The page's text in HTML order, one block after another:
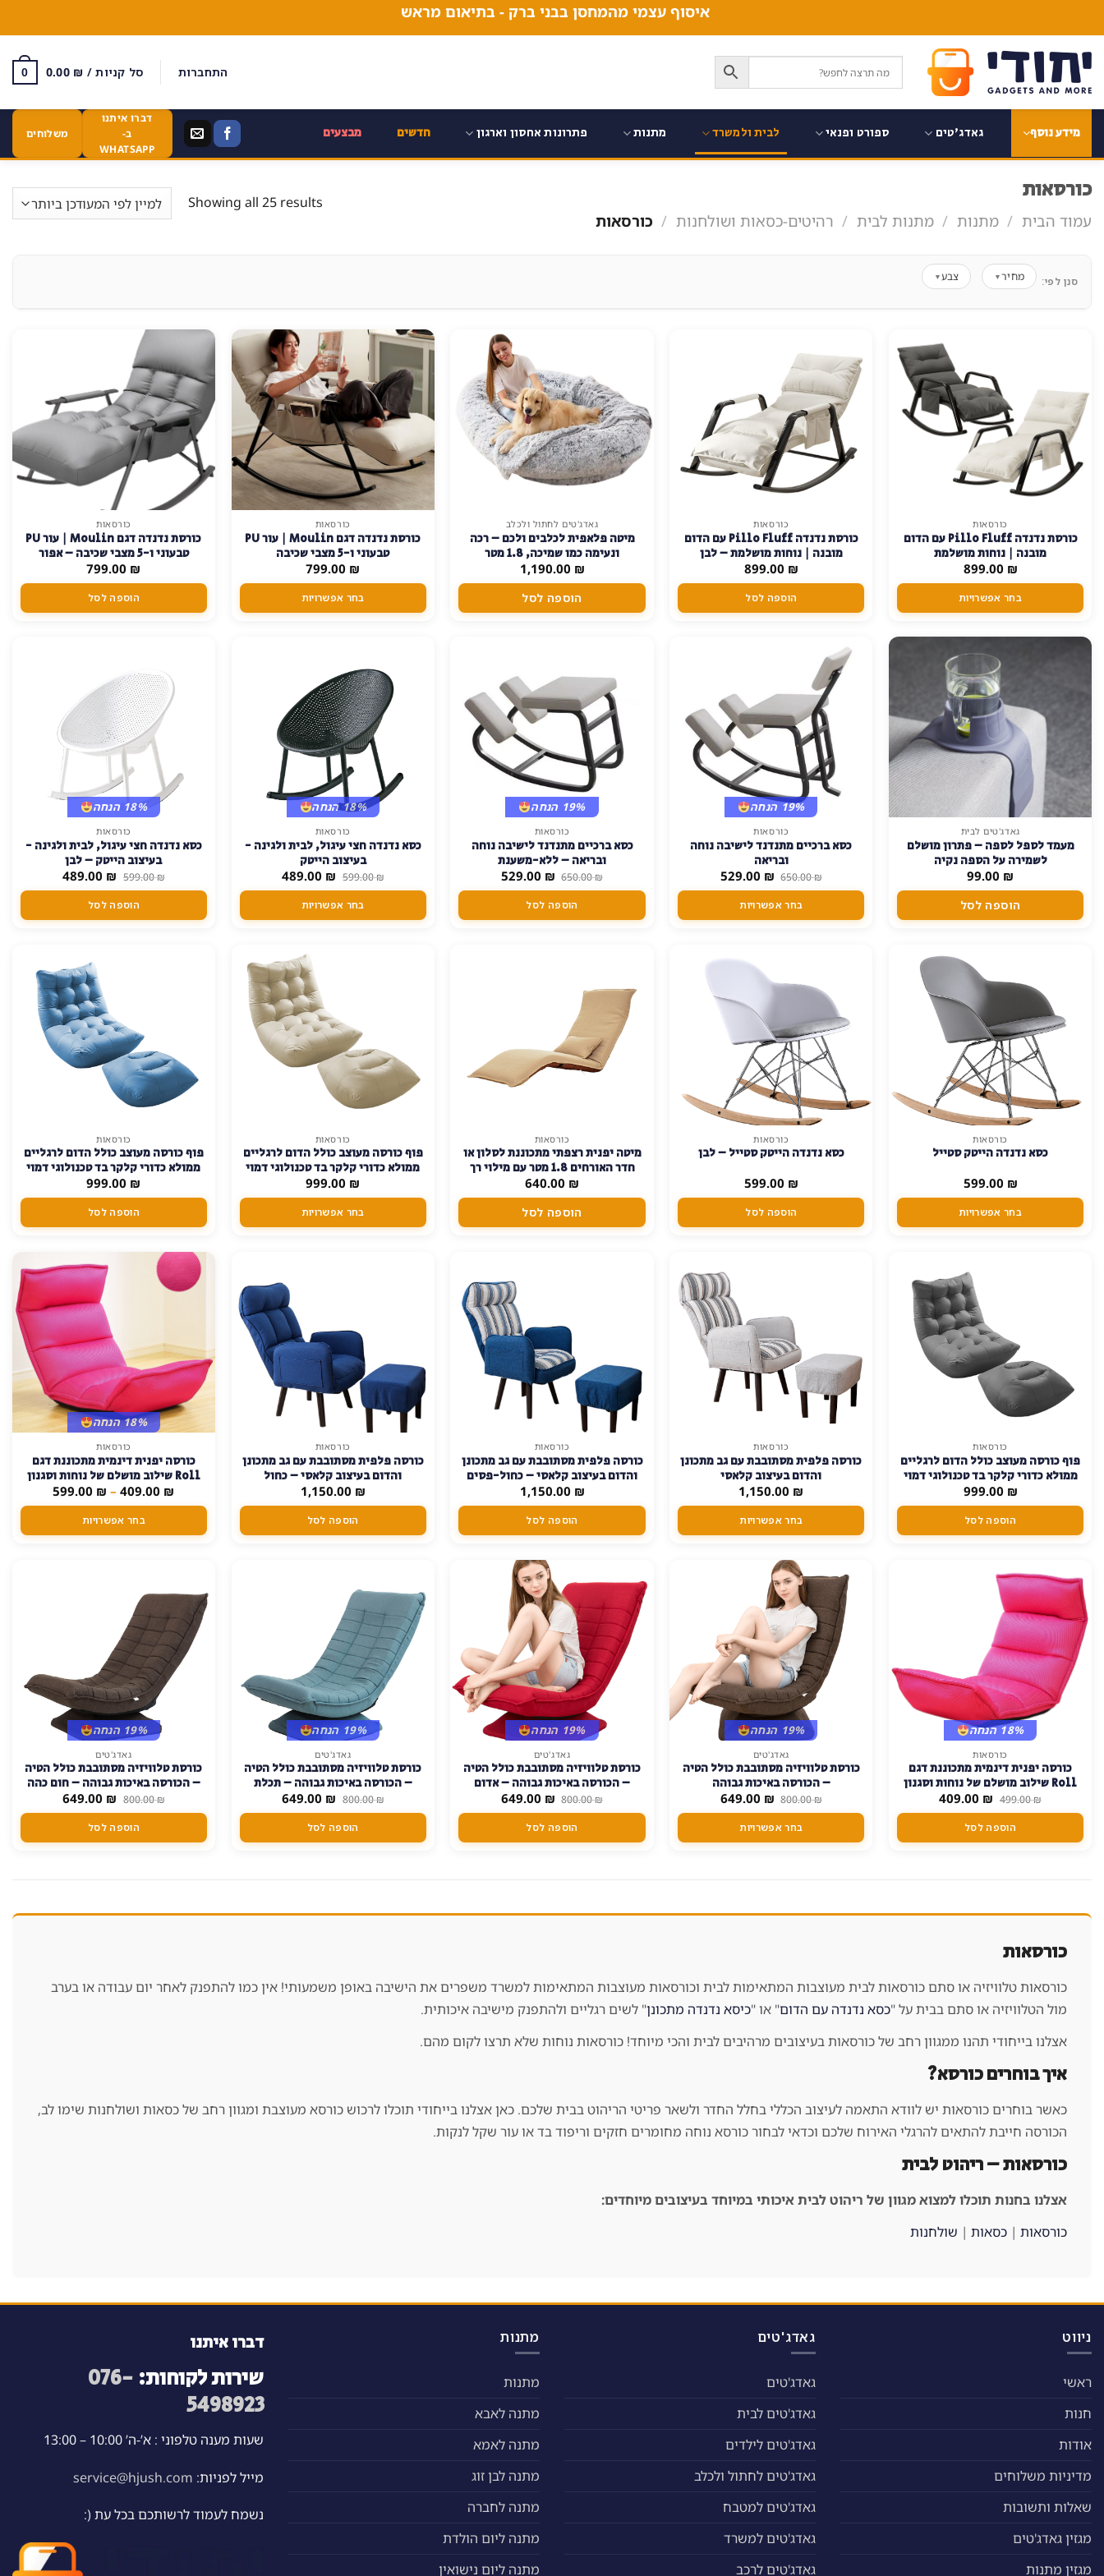
content
איסוף עצמי מהמחסן בבני ברק - בתיאום מראש
התחברות סל קניות / 0.00 ₪
0
מידע נוסף גאדג'טים ספורט ופנאי לבית ולמשרד מתנות פתרונות אחסון וארגון חדשים מבצעים
דברו איתנו
ב-
WHATSAPP
משלוחים
כורסאות
עמוד הבית / מתנות / מתנות לבית / רהיטים-כסאות ושולחנות / כורסאות
Showing all 25 results
סנן לפי: מחיר▼ צבע▼
כורסאות
כורסת נדנדה Pillo Fluff עם הדום
מובנה | נוחות מושלמת
899.00 ₪
בחר אפשרויות
זה
מספר
לבחור
כורסאות
כורסת נדנדה Pillo Fluff עם הדום
מובנה | נוחות מושלמת – לבן
899.00 ₪
הוספה לסל
גאדג'טים לחתול ולכלב
מיטה פלאפית לכלבים ולכם – רכה
ונעימה כמו שמיכה, 1.8 מטר
1,190.00 ₪
הוספה לסל
כורסאות
כורסת נדנדה דגם Moulin | עור PU
טבעוני ו-5 מצבי שכיבה
799.00 ₪
בחר אפשרויות
זה
מספר
האפשרויות
בעמוד
כורסאות
כורסת נדנדה דגם Moulin | עור PU
טבעוני ו-5 מצבי שכיבה – אפור
799.00 ₪
הוספה לסל
גאדג'טים לבית
מעמד לספל לספה – פתרון מושלם
לשמירה על הספה נקיה
99.00 ₪
הוספה לסל
19% הנחה
כורסאות
כסא ברכיים מתנדנד לישיבה נוחה
ובריאה
650.00₪ המחיר
המקורי
היה:
650.00 ₪.
529.00 ₪ המחיר
הנוכחי
בחר אפשרויות
מספר
האפשרויות
בעמוד
המוצר
19% הנחה
כורסאות
כסא ברכיים מתנדנד לישיבה נוחה
ובריאה – ללא-משענת
650.00₪ המחיר
המקורי
היה:
650.00 ₪.
529.00 ₪ המחיר
הנוכחי
הוספה לסל
18% הנחה
כורסאות
כסא נדנדה חצי עיגול, לבית ולגינה -
בעיצוב הייטק
599.00₪ המחיר
המקורי
היה:
599.00 ₪.
489.00 ₪ המחיר
הנוכחי
בחר אפשרויות
זה
מספר
18% הנחה
כורסאות
כסא נדנדה חצי עיגול, לבית ולגינה -
בעיצוב הייטק – לבן
599.00₪ המחיר
המקורי
היה:
599.00 ₪.
489.00 ₪ המחיר
הנוכחי
הוספה לסל
כורסאות
כסא נדנדה הייטק סטייל
599.00 ₪
בחר אפשרויות
מספר
כורסאות
כסא נדנדה הייטק סטייל – לבן
599.00 ₪
הוספה לסל
כורסאות
מיטה יפנית רצפתי מתכוננת לסלון או
חדר האורחים 1.8 מטר עם מילוי רך
ומפנק
640.00 ₪
הוספה לסל
כורסאות
פוף כורסה מעוצב כולל הדום לרגליים
ממולא כדורי קלקר בד טכנולוגי דמוי
עור
999.00 ₪
בחר אפשרויות
זה
מספר
כורסאות
פוף כורסה מעוצב כולל הדום לרגליים
ממולא כדורי קלקר בד טכנולוגי דמוי
עור – תכלת
999.00 ₪
הוספה לסל
כורסאות
פוף כורסה מעוצב כולל הדום לרגליים
ממולא כדורי קלקר בד טכנולוגי דמוי
עור – אפור
999.00 ₪
הוספה לסל
כורסאות
כורסה פלפית מסתובבת עם גב מתכונן
והדום בעיצוב קלאסי
1,150.00 ₪
בחר אפשרויות
זה
מספר
את
האפשרויות
בעמוד
המוצר
כורסאות
כורסה פלפית מסתובבת עם גב מתכונן
והדום בעיצוב קלאסי – כחול-פסים
1,150.00 ₪
הוספה לסל
כורסאות
כורסה פלפית מסתובבת עם גב מתכונן
והדום בעיצוב קלאסי – כחול
1,150.00 ₪
הוספה לסל
18% הנחה
כורסאות
כורסה יפנית דינמית מתכוננת דגם
Roll שילוב מושלם של נוחות וסגנון
409.00 ₪
–
599.00 ₪ טווח
מחירים:
⁦599.00 ₪⁩
בחר אפשרויות
זה
מספר
האפשרויות
בעמוד
המוצר
18% הנחה
כורסאות
כורסה יפנית דינמית מתכוננת דגם
Roll שילוב מושלם של נוחות וסגנון
– ורוד-בד-רשת
499.00₪ המחיר
המקורי
היה:
499.00 ₪.
409.00 ₪ המחיר
הנוכחי
הוספה לסל
19% הנחה
גאדג'טים
כורסת טלוויזיה מסתובבת כולל הטיה
– הכורסה באיכות גבוהה
800.00₪ המחיר
המקורי
היה:
800.00 ₪.
649.00 ₪ המחיר
הנוכחי
בחר אפשרויות
זה
מספר
19% הנחה
גאדג'טים
כורסת טלוויזיה מסתובבת כולל הטיה
– הכורסה באיכות גבוהה – אדום
800.00₪ המחיר
המקורי
היה:
800.00 ₪.
649.00 ₪ המחיר
הנוכחי
הוספה לסל
19% הנחה
גאדג'טים
כורסת טלוויזיה מסתובבת כולל הטיה
– הכורסה באיכות גבוהה – תכלת
800.00₪ המחיר
המקורי
היה:
800.00 ₪.
649.00 ₪ המחיר
הנוכחי
הוספה לסל
19% הנחה
גאדג'טים
כורסת טלוויזיה מסתובבת כולל הטיה
– הכורסה באיכות גבוהה – חום כהה
800.00₪ המחיר
המקורי
היה:
800.00 ₪.
649.00 ₪ המחיר
הנוכחי
הוספה לסל
כורסאות
כורסאות טלוויזיה או סתם כורסאות לבית מעוצבות המתאימות לבית וכורסאות מעוצבות המתאימות למשרד משפרים את הישיבה באופן משמעותי! אין כמו להתפנק לאחר יום עבודה או בערב
מול הטלוויזיה או סתם בבית על "כסא נדנדה עם הדום" או "כיסא נדנדה מתכונן" לשים רגליים ולהתפנק מישיבה איכותית.
אצלנו בייחודי תהנו ממגוון רחב של כורסאות בעיצובים מרהיבים לבית והכי מיוחד! כורסאות נוחות שלא תרצו לקום מהם.
איך בוחרים כורסא?
כאשר בוחרים כורסאות יש לוודא התאמה לעיצוב הכללי בחלל החדר ולשאר פריטי הריהוט בבית שלכם. כאן אצלנו בייחודי תוכלו לרכוש כורסא מעוצבת ומגוון רחב של כסאות ושולחנות שימו לב,
הכורסה חייבת להתאים להרגלי האירוח שלכם וכדאי לבחור כורסא נוחה מחומרים חזקים וריפוד בד או עור שקל לנקות.
כורסאות – ריהוט לבית
אצלנו בחנות תוכלו למצוא מגוון של ריהוט לבית איכותי במיוחד בעיצובים מיוחדים:
כורסאות | כסאות | שולחנות
ניווט
ראשי
חנות
אודות
מדיניות משלוחים
שאלות ותשובות
מגזין גאדג'טים
מגזין מתנות
גאדג'טים
גאדג'טים
גאדג'טים לבית
גאדג'טים לילדים
גאדג'טים לחתול ולכלב
גאדג'טים למטבח
גאדג'טים למשרד
גאדג'טים לרכב
מתנות
מתנות
מתנה לאבא
מתנה לאמא
מתנה לבן זוג
מתנה לחברה
מתנה ליום הולדת
מתנה ליום נישואין
דברו איתנו
שירות לקוחות: 076-
5498923
שעות מענה טלפוני : א’-ה’ 10:00 – 13:00
מייל לפניות: service@hjush.com
נשמח לעמוד לרשותכם בכל עת (: